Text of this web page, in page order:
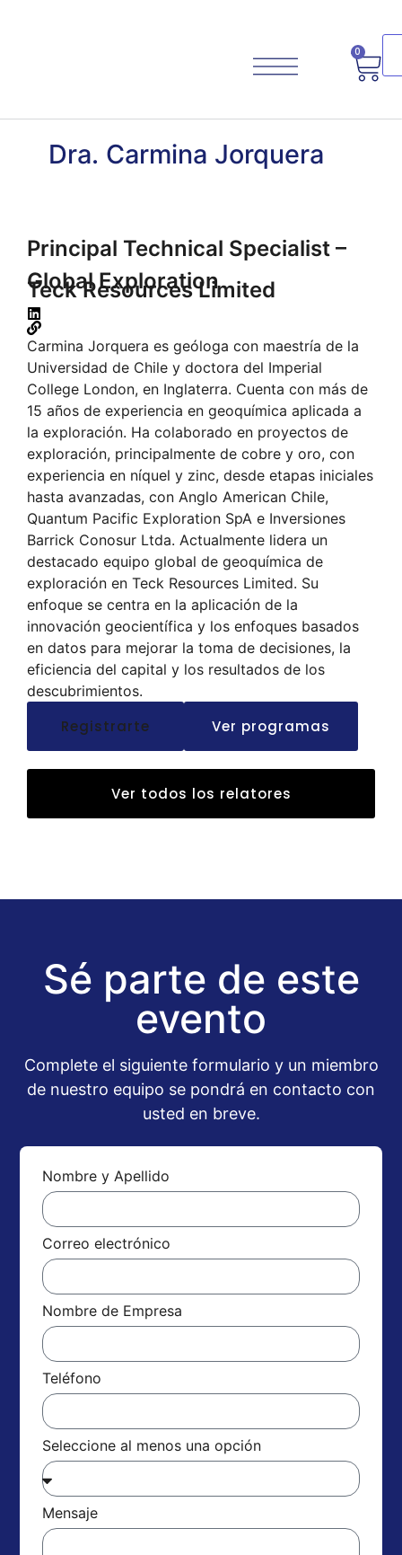
0
Dra. Carmina Jorquera
Principal Technical Specialist –
Global Exploration
Teck Resources Limited
Carmina Jorquera es geóloga con maestría de la
Universidad de Chile y doctora del Imperial
College London, en Inglaterra. Cuenta con más de
15 años de experiencia en geoquímica aplicada a
la exploración. Ha colaborado en proyectos de
exploración, principalmente de cobre y oro, con
experiencia en níquel y zinc, desde etapas iniciales
hasta avanzadas, con Anglo American Chile,
Quantum Pacific Exploration SpA e Inversiones
Barrick Conosur Ltda. Actualmente lidera un
destacado equipo global de geoquímica de
exploración en Teck Resources Limited. Su
enfoque se centra en la aplicación de la
innovación geocientífica y los enfoques basados ​​
en datos para mejorar la toma de decisiones, la
eficiencia del capital y los resultados de los
descubrimientos.
Registrarte Ver programas
Ver todos los relatores
Sé parte de este
evento
Complete el siguiente formulario y un miembro
de nuestro equipo se pondrá en contacto con
usted en breve.
Nombre y Apellido
Correo electrónico
Nombre de Empresa
Teléfono
Seleccione al menos una opción
Mensaje